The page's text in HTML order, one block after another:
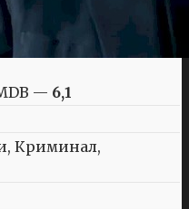
— 6,1
Криминал,